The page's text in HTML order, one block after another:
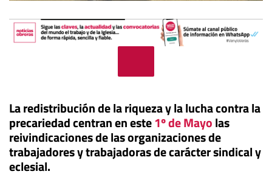
La redistribución de la riqueza y la lucha contra la
precariedad centran en este1º de Mayolas
reivindicaciones de las organizaciones de
trabajadores y trabajadoras de carácter sindical y
eclesial.